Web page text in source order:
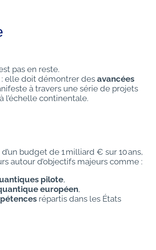
pas en reste.
: elle doit démontrer des avancées
à travers une série de projets
continentale.
budget de 1 milliard € sur 10 ans,
autour d’objectifs majeurs comme :
pilote,
européen,
répartis dans les États